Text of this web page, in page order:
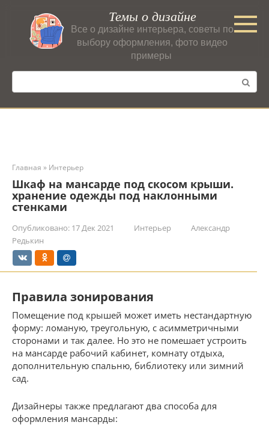
контенту
Темы о дизайне
Все о дизайне интерьера, советы по
выбору оформления, фото видео
примеры
Поиск:
Главная » Интерьер
Шкаф на мансарде под скосом крыши.
хранение одежды под наклонными
стенками
Опубликовано: 17 Дек 2021 Интерьер
Александр
Редькин
Правила зонирования
Помещение под крышей может иметь нестандартную
форму: ломаную, треугольную, с асимметричными
сторонами и так далее. Но это не помешает устроить
на мансарде рабочий кабинет, комнату отдыха,
дополнительную спальню, библиотеку или зимний
сад.
Дизайнеры также предлагают два способа для
оформления мансарды: